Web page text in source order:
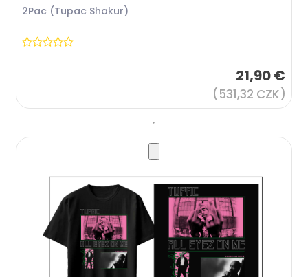
2Pac (Tupac Shakur)
21,90 €
(531,32 CZK)